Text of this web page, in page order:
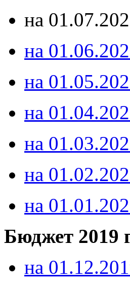
на
на
на
на
на
на
на
Бюджет 2019
на